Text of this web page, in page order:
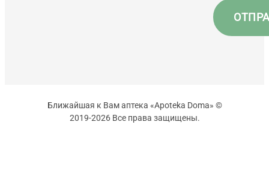
Ближайшая к Вам аптека «Apoteka Doma» ©
2019-2026 Все права защищены.